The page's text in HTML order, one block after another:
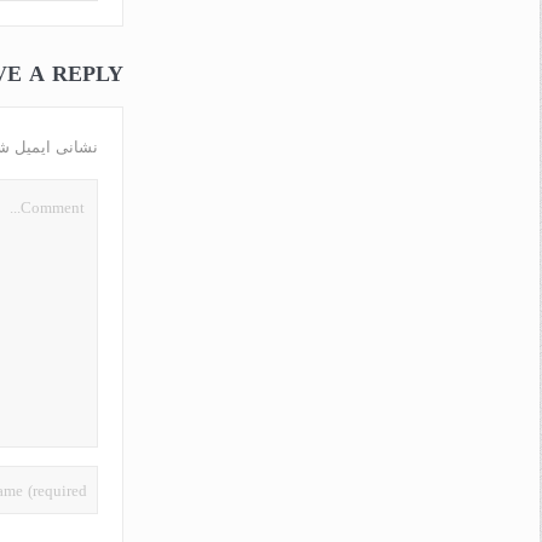
A REPLY
نشانی ایمیل